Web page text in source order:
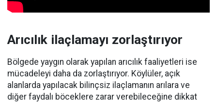
Arıcılık ilaçlamayı zorlaştırıyor
Bölgede yaygın olarak yapılan arıcılık faaliyetleri ise
mücadeleyi daha da zorlaştırıyor. Köylüler, açık
alanlarda yapılacak bilinçsiz ilaçlamanın arılara ve
diğer faydalı böceklere zarar verebileceğine dikkat